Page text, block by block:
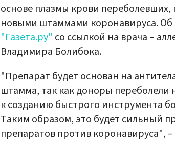
основе плазмы крови
новыми штаммами коронавируса. Об
"Газета.ру" со ссылкой на врача –
Владимира Болибока.
"Препарат будет основан на
штамма, так как доноры переболели
к созданию быстрого инструмента
Таким образом, это будет сильный
препаратов против коронавируса", –